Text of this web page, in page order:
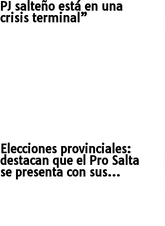
PJ salteño está en una
crisis terminal”
Elecciones provinciales:
destacan que el Pro Salta
se presenta con sus...